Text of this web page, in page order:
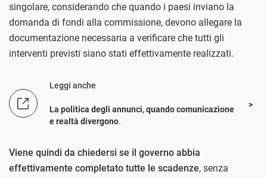
singolare, considerando che quando i paesi inviano la
domanda di fondi alla commissione, devono allegare la
documentazione necessaria a verificare che tutti gli
interventi previsti siano stati effettivamente realizzati.
Leggi anche
La politica degli annunci, quando comunicazione
e realtà divergono.
Viene quindi da chiedersi se il governo abbia
effettivamente completato tutte le scadenze, senza